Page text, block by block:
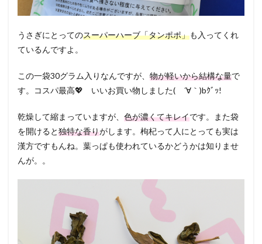
うさぎにとってのスーパーハーブ「タンポポ」も入ってくれ
ているんですよ。
この一袋30グラム入りなんですが、 物が軽いから結構な量で
す。コスパ最高💖 いいお買い物しました( ´∀｀)bｸﾞｯ!
乾燥して縮まっていますが、 色が濃くてキレイです。また袋
を開けると独特な香りがします。枸杞って人にとっても実は
漢方ですもんね。葉っぱも使われているかどうかは知りませ
んが。。